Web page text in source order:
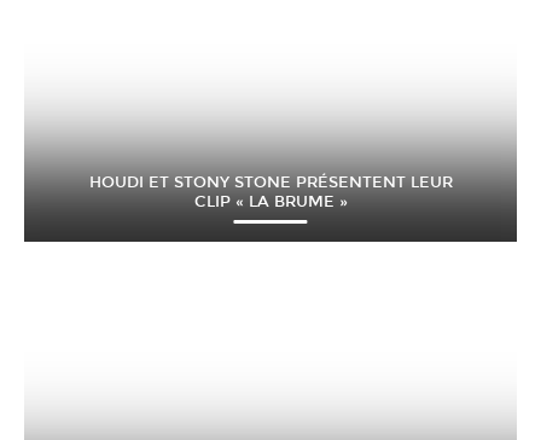
HOUDI ET STONY STONE PRÉSENTENT LEUR
CLIP « LA BRUME »